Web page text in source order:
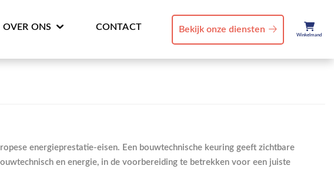
OVER ONS CONTACT
Winkelmand
Bekijk onze diensten
energieprestatie-eisen. Een bouwtechnische keuring geeft zichtbare
en energie, in de voorbereiding te betrekken voor een juiste